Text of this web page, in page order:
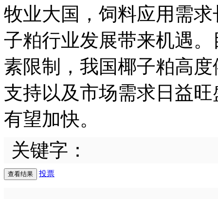
牧业大国，饲料应用需
子粕行业发展带来机遇
素限制，我国椰子粕高
支持以及市场需求日益
有望加快。
关键字：
投票